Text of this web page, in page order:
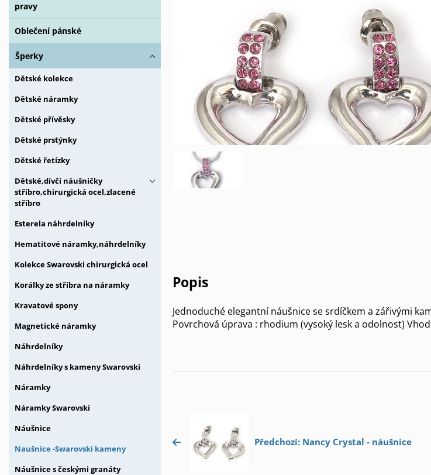
pravy
Oblečení pánské
Šperky
Dětské kolekce
Dětské náramky
Dětské přívěsky
Dětské prstýnky
Dětské řetízky
Dětské,dívčí náušničky
stříbro,chirurgická ocel,zlacené
stříbro
Esterela náhrdelníky
Hematitové náramky,náhrdelníky
Kolekce Swarovski chirurgická ocel
Korálky ze stříbra na náramky
Kravatové spony
Magnetické náramky
Náhrdelníky
Náhrdelníky s kameny Swarovski
Náramky
Náramky Swarovski
Náušnice
Naušnice -Swarovski kameny
Náušnice s českými granáty
Popis
Jednoduché elegantní náušnice se srdíčkem a zářivými
Povrchová úprava : rhodium (vysoký lesk a odolnost)
Předchozí: Nancy Crystal - náušnice